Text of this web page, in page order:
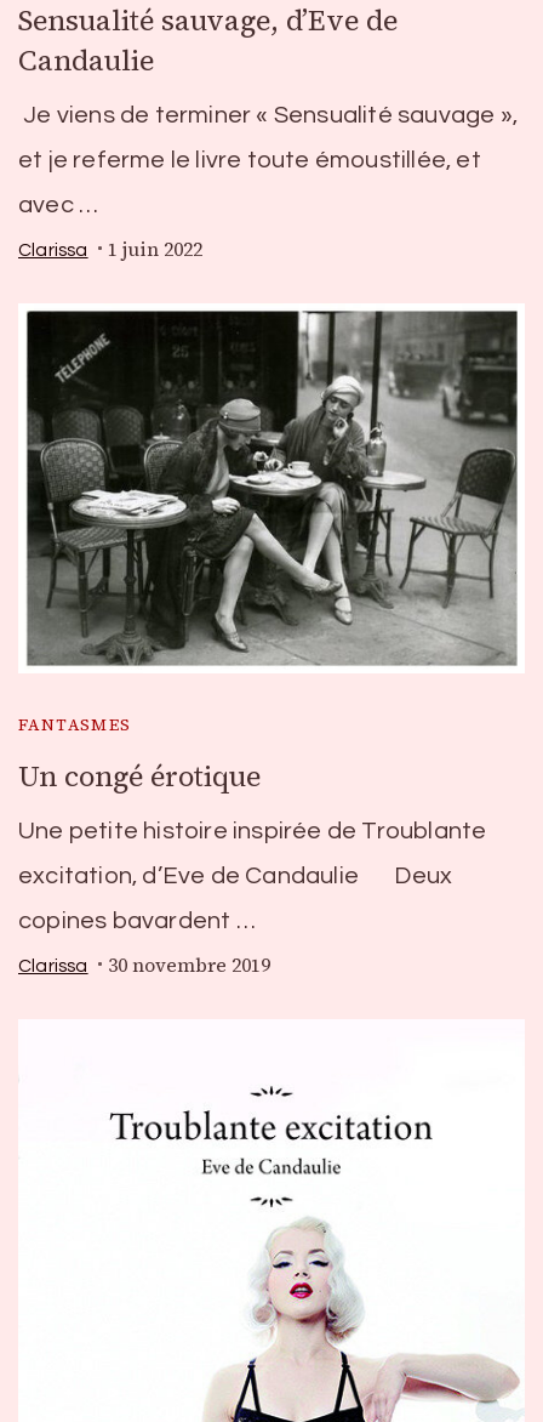
Sensualité sauvage, d’Eve de
Candaulie
Je viens de terminer « Sensualité sauvage »,
et je referme le livre toute émoustillée, et
avec …
Clarissa 1 juin 2022
FANTASMES
Un congé érotique
Une petite histoire inspirée de Troublante
excitation, d’Eve de Candaulie Deux
copines bavardent …
Clarissa 30 novembre 2019